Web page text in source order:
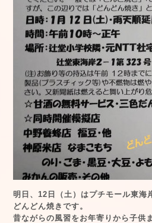
明日、12日（土）はプチモール東海
どんどん焼きです。
昔ながらの風習をお年寄りから子供